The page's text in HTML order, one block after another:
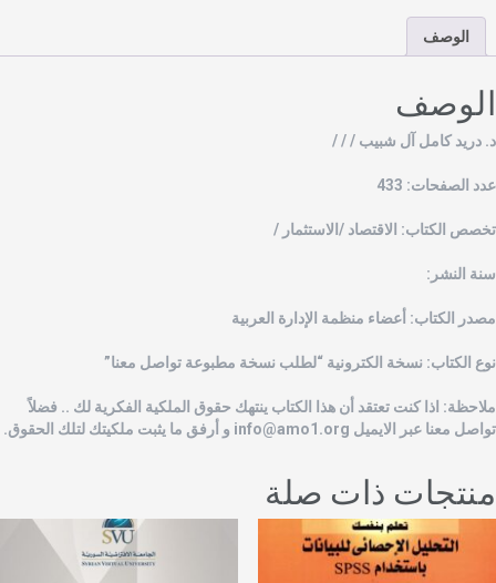
الوصف
دريد كامل آل شبيب / / /
الصفحات: 433
الكتاب: الاقتصاد /الاستثمار /
النشر:
الكتاب: أعضاء منظمة الإدارة العربية
الكتاب: نسخة الكترونية “لطلب نسخة مطبوعة تواصل معنا”
اذا كنت تعتقد أن هذا الكتاب ينتهك حقوق الملكية الفكرية لك .. فضلاً
معنا عبر الايميل info@amo1.orgو أرفق ما يثبت ملكيتك لتلك الحقوق.
ذات صلة